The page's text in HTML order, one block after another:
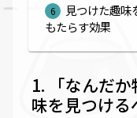
見つけた趣
もたらす効果
「なんだ
味を見つける